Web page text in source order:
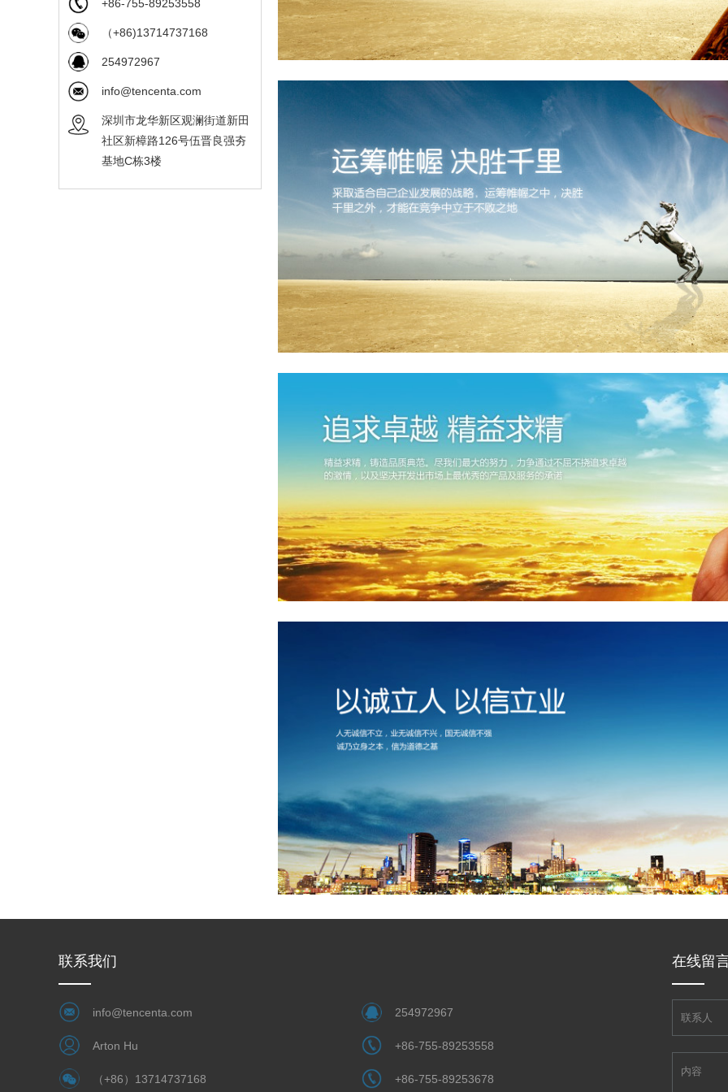
+86-755-89253558
（+86)13714737168
254972967
info@tencenta.com
深圳市龙华新区观澜街道新田
社区新樟路126号伍晋良强夯
基地C栋3楼
联系我们
info@tencenta.com 254972967
Arton Hu +86-755-89253558
（+86）13714737168 +86-755-89253678
在线留